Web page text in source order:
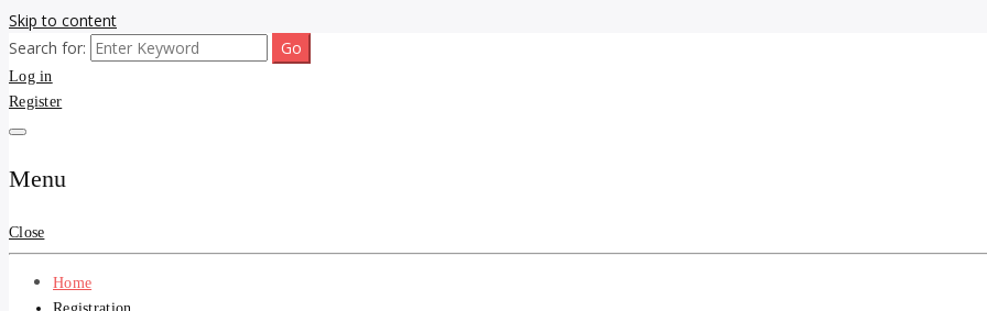
Skip to content
รับจ้างโพสต์ขายบ้าน ขายของ ติดหน้าแรก Google Ai
ความคุ้มค่า "ถูกและดีมีอยู่จริง" (เหมาะกับพ่อค้าแม่ค้า)
การันตีงานดี 100% ✨
ขายบ้านไม่ออก ขายสินค้าไม่ได้ บอกเรา! รับจ้างลงโพสต์อสังหาฯ รับโพสเว็บบอร์ดSEO ดันติดหน้าแรก Google AI ชัวร์ 🎯 … ให้เราจัดการให้! ด้วยร
Search for:
Log in
Register
Menu
Close
Home